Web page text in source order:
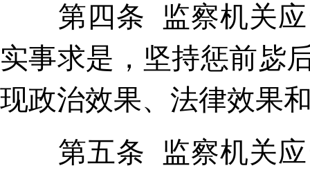
第四条 监察机关应
实事求是，坚持惩前毖
现政治效果、法律效果
第五条 监察机关应